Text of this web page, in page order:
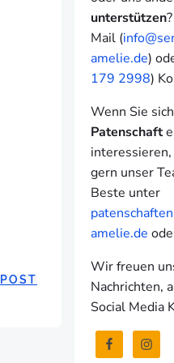
unterstützen
Mail (
amelie.de)
179 2998)
Wenn Sie
Patenschaft
gern unser
Beste unter
amelie.de
Wir freuen
Nachrichten,
Social Media